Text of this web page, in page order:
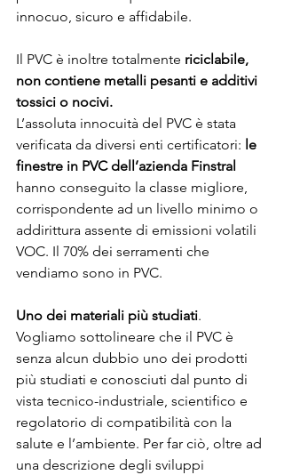
innocuo, sicuro e affidabile.
Il PVC è inoltre totalmente riciclabile,
non contiene metalli pesanti e additivi
tossici o nocivi.
L’assoluta innocuità del PVC è stata
verificata da diversi enti certificatori: le
finestre in PVC dell’azienda Finstral
hanno conseguito la classe migliore,
corrispondente ad un livello minimo o
addirittura assente di emissioni volatili
VOC. Il 70% dei serramenti che
vendiamo sono in PVC.
Uno dei materiali più studiati.
Vogliamo sottolineare che il PVC è
senza alcun dubbio uno dei prodotti
più studiati e conosciuti dal punto di
vista tecnico-industriale, scientifico e
regolatorio di compatibilità con la
salute e l’ambiente. Per far ciò, oltre ad
una descrizione degli sviluppi